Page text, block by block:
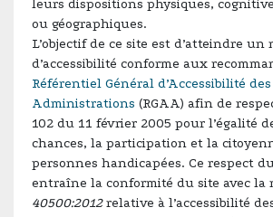
leurs dispositions physiques,
ou géographiques.
L’objectif de ce site est d’atteindre un
d’accessibilité conforme aux
Référentiel Général d’Accessibilité des
Administrations (RGAA) afin de
102 du 11 février 2005 pour l’égalité
chances, la participation et la
personnes handicapées. Ce respect
entraîne la conformité du site avec la
40500:2012relative à l’accessibilité